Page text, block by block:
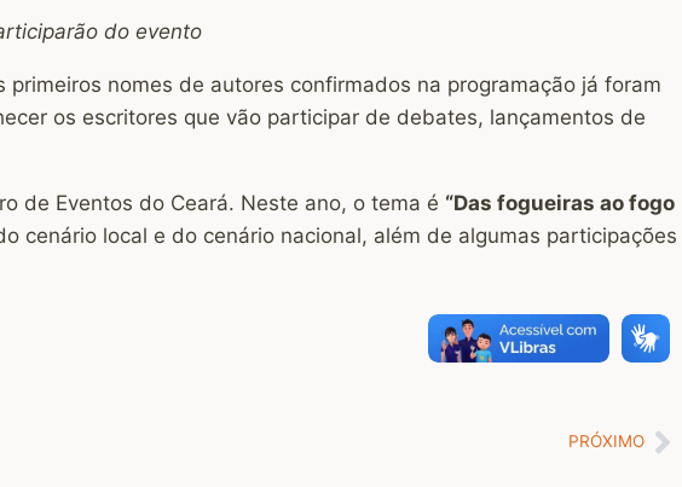
do evento
primeiros nomes de autores confirmados na programação já foram
os escritores que vão participar de debates, lançamentos de
de Eventos do Ceará. Neste ano, o tema é “Das fogueiras ao fogo
cenário local e do cenário nacional, além de algumas participações
PRÓXIMO